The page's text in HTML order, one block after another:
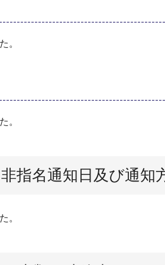
。
。
指名通知日及び通知
。